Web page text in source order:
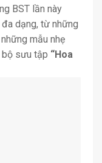
BST lần này
dạng, từ những
mẫu nhẹ
bộ sưu tập “Hoa